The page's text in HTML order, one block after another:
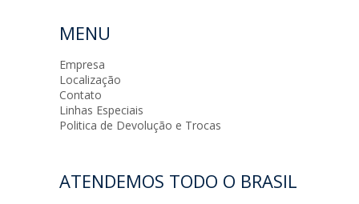
MENU
Empresa
Localização
Contato
Linhas Especiais
Politica de Devolução e Trocas
ATENDEMOS TODO O BRASIL